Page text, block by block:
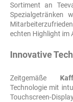
Sortiment an
Spezialgetränken
echten Highlight im
Innovative
Zeitgemäße
Technologie mit
Touchscreen-